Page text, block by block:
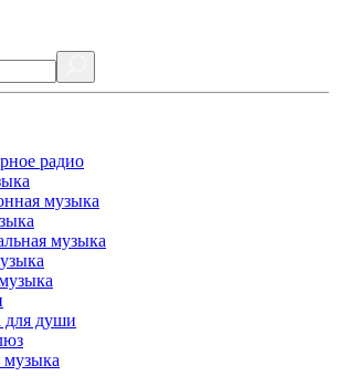
радио
музыка
музыка
души
музыка